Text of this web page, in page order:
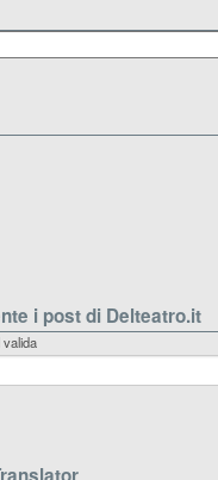
i post di Delteatro.it